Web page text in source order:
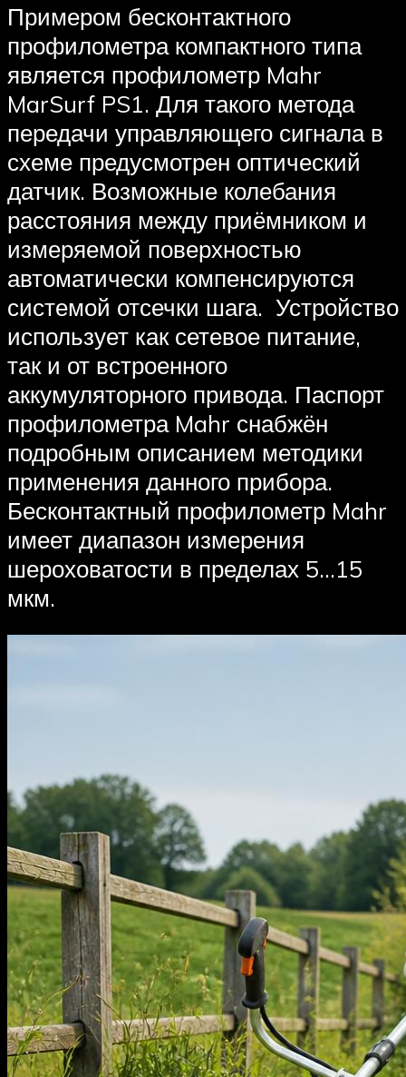
Примером бесконтактного
профилометра компактного типа
является профилометр Mahr
MarSurf PS1. Для такого метода
передачи управляющего сигнала в
схеме предусмотрен оптический
датчик. Возможные колебания
расстояния между приёмником и
измеряемой поверхностью
автоматически компенсируются
системой отсечки шага. Устройство
использует как сетевое питание,
так и от встроенного
аккумуляторного привода. Паспорт
профилометра Mahr снабжён
подробным описанием методики
применения данного прибора.
Бесконтактный профилометр Mahr
имеет диапазон измерения
шероховатости в пределах 5…15
мкм.